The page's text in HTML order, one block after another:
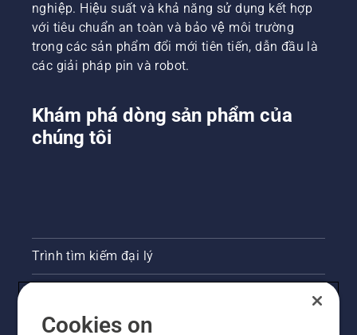
nghiệp. Hiệu suất và khả năng sử dụng kết hợp
với tiêu chuẩn an toàn và bảo vệ môi trường
trong các sản phẩm đổi mới tiên tiến, dẫn đầu là
các giải pháp pin và robot.
Khám phá dòng sản phẩm của
chúng tôi
Trình tìm kiếm đại lý
Phòng họp báo
Cookies on